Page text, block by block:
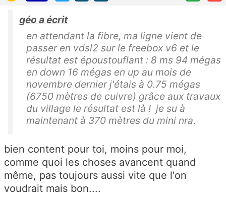
géo a écrit
en attendant la fibre, ma ligne vient de
passer en vdsl2 sur le freebox v6 et le
résultat est époustouflant : 8 ms 94 mégas
en down 16 mégas en up au mois de
novembre dernier j'étais à 0.75 mégas
(6750 mètres de cuivre) grâce aux travaux
du village le résultat est là ! je su à
maintenant à 370 mètres du mini nra.
bien content pour toi, moins pour moi,
comme quoi les choses avancent quand
même, pas toujours aussi vite que l'on
voudrait mais bon....